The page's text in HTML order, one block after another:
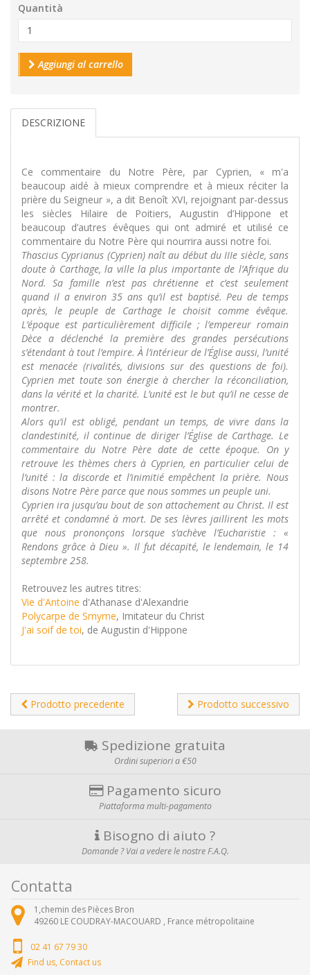
Quantità
Aggiungi al carrello
DESCRIZIONE
Ce commentaire du Notre Père, par Cyprien, « m'a
beaucoup aidé à mieux comprendre et à mieux réciter la
prière du Seigneur », a dit Benoît XVI, rejoignant par-dessus
les siècles Hilaire de Poitiers, Augustin d’Hippone et
beaucoup d’autres évêques qui ont admiré et utilisé ce
commentaire du Notre Père qui nourrira aussi notre foi.
Thascius Cyprianus (Cyprien) naît au début du IIIe siècle, sans
doute à Carthage, la ville la plus importante de l’Afrique du
Nord. Sa famille n’est pas chrétienne et c’est seulement
quand il a environ 35 ans qu’il est baptisé. Peu de temps
après, le peuple de Carthage le choisit comme évêque.
L’époque est particulièrement difficile ; l’empereur romain
Dèce a déclenché la première des grandes persécutions
s’étendant à tout l’empire. À l’intérieur de l’Église aussi, l’unité
est menacée (rivalités, divisions sur des questions de foi).
Cyprien met toute son énergie à chercher la réconciliation,
dans la vérité et la charité. L’unité est le but qu’il ne cesse de
montrer.
Alors qu’il est obligé, pendant un temps, de vivre dans la
clandestinité, il continue de diriger l’Église de Carthage. Le
commentaire du Notre Père date de cette époque. On y
retrouve les thèmes chers à Cyprien, en particulier celui de
l’unité : la discorde et l’inimitié empêchent la prière. Nous
disons Notre Père parce que nous sommes un peuple uni.
Cyprien ira jusqu’au bout de son attachement au Christ. Il est
arrêté et condamné à mort. De ses lèvres jaillirent les mots
que nous prononçons lorsque s’achève l’Eucharistie : «
Rendons grâce à Dieu ». Il fut décapité, le lendemain, le 14
septembre 258.
Retrouvez les autres titres:
Vie d'Antoine d'Athanase d'Alexandrie
Polycarpe de Smyrne, Imitateur du Christ
J'ai soif de toi, de Augustin d'Hippone
Prodotto precedente Prodotto successivo
Spedizione gratuita
Ordini superiori a €50
Pagamento sicuro
Piattaforma multi-pagamento
Bisogno di aiuto ?
Domande ? Vai a vedere le nostre F.A.Q.
Contatta
1,chemin des Pièces Bron
49260 LE COUDRAY-MACOUARD , France métropolitaine
02 41 67 79 30
Find us, Contact us